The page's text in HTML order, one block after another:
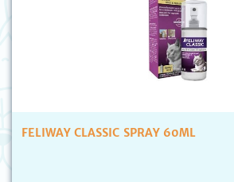
FELIWAY CLASSIC SPRAY 60ML